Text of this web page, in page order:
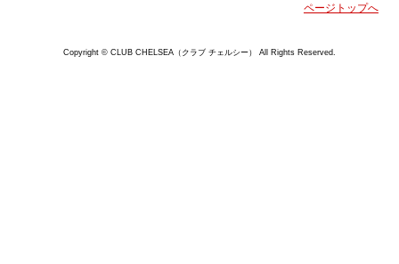
ページトップへ
Copyright © CLUB CHELSEA（クラブ チェルシー） All Rights Reserved.